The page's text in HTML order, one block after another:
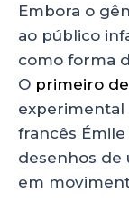
Embora o
ao público
como forma
O primeiro
experimental
francês
desenhos de
em